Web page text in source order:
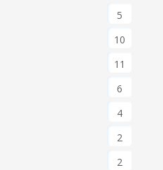
5
10
11
6
4
2
2